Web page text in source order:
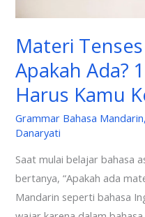
Materi
Apakah Ada?
Harus Kamu
Grammar Bahasa Mandarin,
Danaryati
Saat mulai belajar bahasa
bertanya, “Apakah ada
Mandarin seperti bahasa